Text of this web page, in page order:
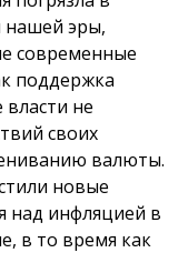
нашей эры,
современные
поддержка
не
своих
валюты.
новые
над инфляцией в
в то время как